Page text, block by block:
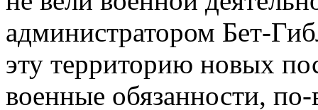
администратором Бет-
эту территорию новых
военные обязанности,